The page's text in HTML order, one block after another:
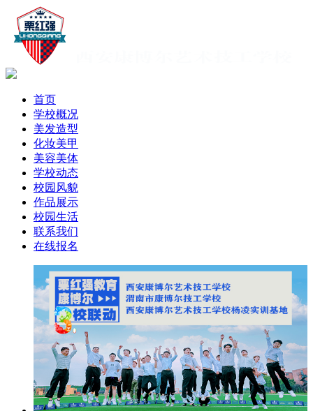
首页
学校概况
美发造型
化妆美甲
美容美体
学校动态
校园风貌
作品展示
校园生活
联系我们
在线报名